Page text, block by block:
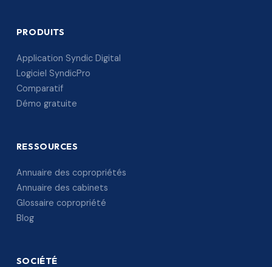
PRODUITS
Application Syndic Digital
Logiciel SyndicPro
Comparatif
Démo gratuite
RESSOURCES
Annuaire des copropriétés
Annuaire des cabinets
Glossaire copropriété
Blog
SOCIÉTÉ